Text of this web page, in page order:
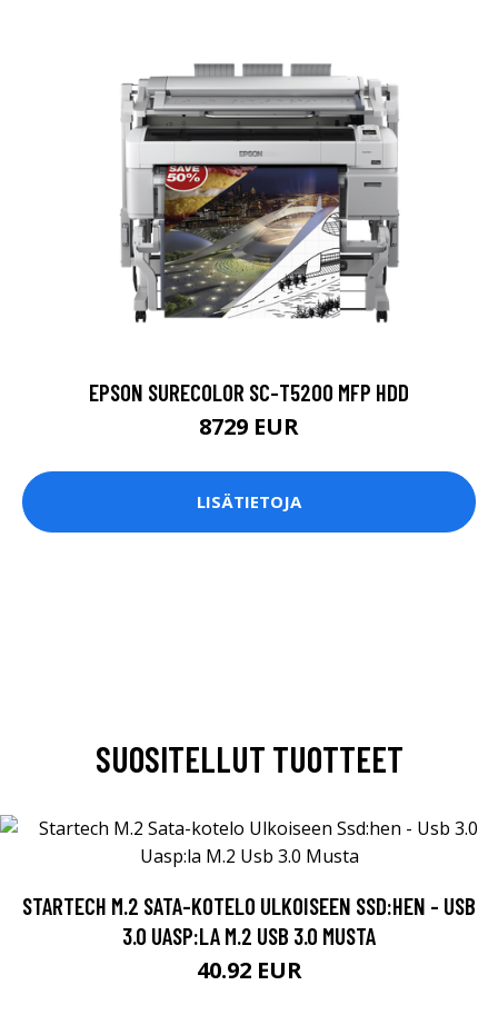
EPSON SURECOLOR SC-T5200 MFP HDD
8729 EUR
LISÄTIETOJA
SUOSITELLUT TUOTTEET
STARTECH M.2 SATA-KOTELO ULKOISEEN SSD:HEN - USB
3.0 UASP:LA M.2 USB 3.0 MUSTA
40.92 EUR